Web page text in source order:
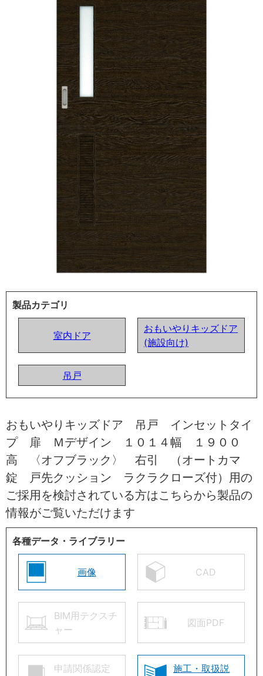
製品カテゴリ
室内ドア
おもいやりキッズドア
(施設向け)
吊戸
おもいやりキッズドア 吊戸 インセットタイ
プ 扉 Ｍデザイン １０１４幅 １９００
高 〈オフブラック〉 右引 （オートカマ
錠 戸先クッション ラクラクローズ付）用の
ご採用を検討されている方はこちらから製品の
情報がご覧いただけます
各種データ・ライブラリー
画像 CAD
BIM用テクスチ
ャー
図面PDF
申請関係認定
施工・取扱説